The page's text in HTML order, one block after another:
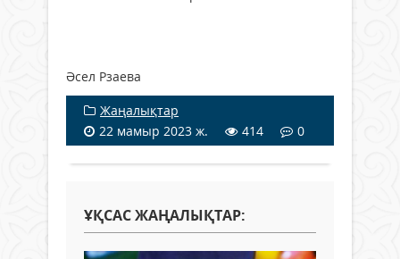
Әсел Рзаева
Жаңалықтар
22 мамыр 2023 ж.
414 0
ҰҚСАС ЖАҢАЛЫҚТАР: